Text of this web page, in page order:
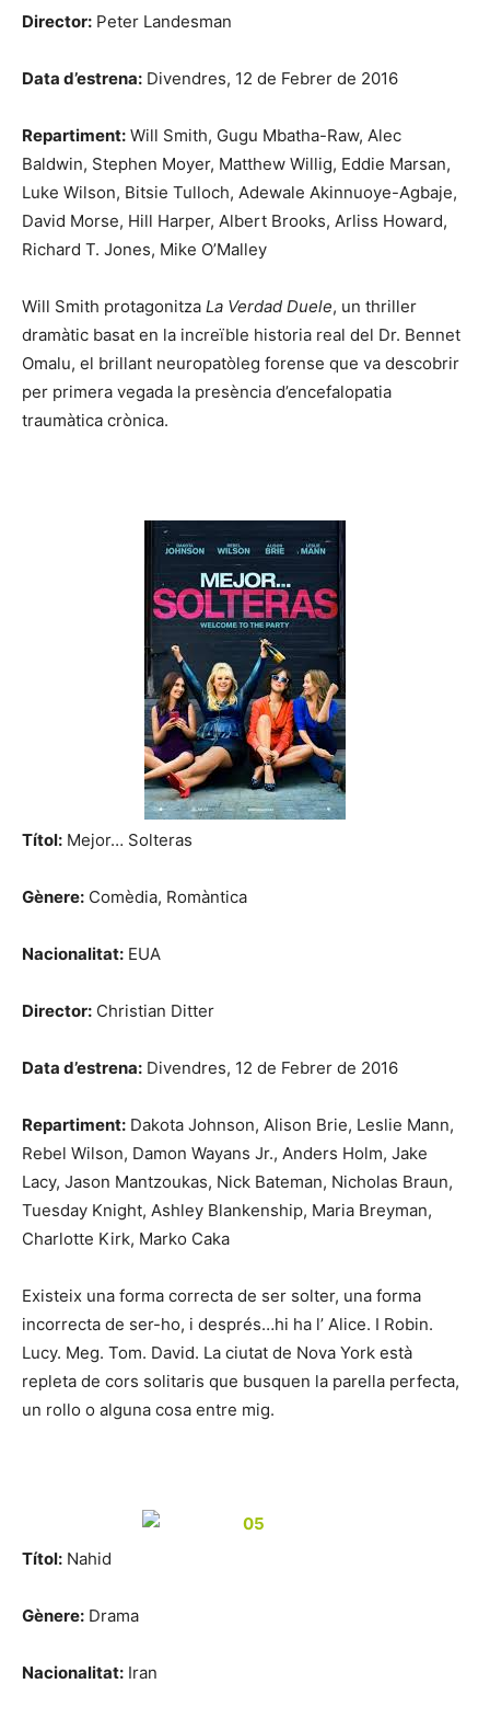
Director: Peter Landesman
Data d’estrena: Divendres, 12 de Febrer de 2016
Repartiment: Will Smith, Gugu Mbatha-Raw, Alec
Baldwin, Stephen Moyer, Matthew Willig, Eddie Marsan,
Luke Wilson, Bitsie Tulloch, Adewale Akinnuoye-Agbaje,
David Morse, Hill Harper, Albert Brooks, Arliss Howard,
Richard T. Jones, Mike O’Malley
Will Smith protagonitza La Verdad Duele, un thriller
dramàtic basat en la increïble historia real del Dr. Bennet
Omalu, el brillant neuropatòleg forense que va descobrir
per primera vegada la presència d’encefalopatia
traumàtica crònica.
Títol: Mejor… Solteras
Gènere: Comèdia, Romàntica
Nacionalitat: EUA
Director: Christian Ditter
Data d’estrena: Divendres, 12 de Febrer de 2016
Repartiment: Dakota Johnson, Alison Brie, Leslie Mann,
Rebel Wilson, Damon Wayans Jr., Anders Holm, Jake
Lacy, Jason Mantzoukas, Nick Bateman, Nicholas Braun,
Tuesday Knight, Ashley Blankenship, Maria Breyman,
Charlotte Kirk, Marko Caka
Existeix una forma correcta de ser solter, una forma
incorrecta de ser-ho, i després…hi ha l’ Alice. I Robin.
Lucy. Meg. Tom. David. La ciutat de Nova York està
repleta de cors solitaris que busquen la parella perfecta,
un rollo o alguna cosa entre mig.
Títol: Nahid
Gènere: Drama
Nacionalitat: Iran